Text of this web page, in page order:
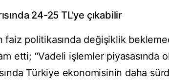
24-25 TL'ye çıkabilir
faiz politikasında değişiklik
etti; “Vadeli işlemler piyasasında
Türkiye ekonomisinin daha